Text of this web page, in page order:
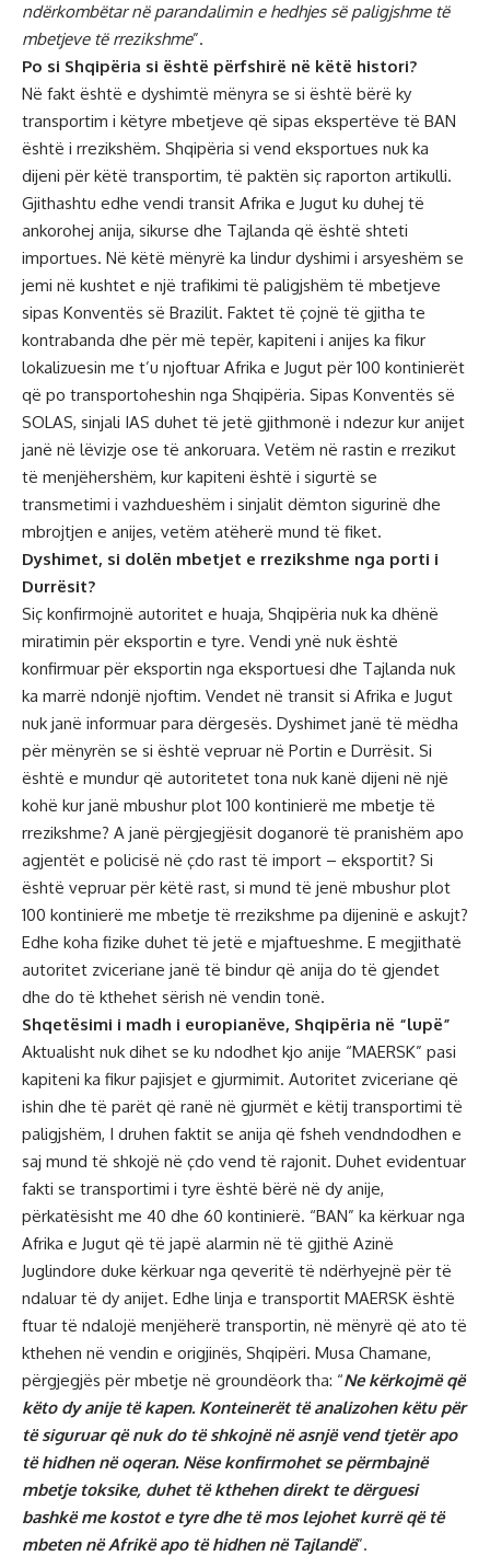
ndërkombëtar në parandalimin e hedhjes së paligjshme të
mbetjeve të rrezikshme”.
Po si Shqipëria si është përfshirë në këtë histori?
Në fakt është e dyshimtë mënyra se si është bërë ky
transportim i këtyre mbetjeve që sipas ekspertëve të BAN
është i rrezikshëm. Shqipëria si vend eksportues nuk ka
dijeni për këtë transportim, të paktën siç raporton artikulli.
Gjithashtu edhe vendi transit Afrika e Jugut ku duhej të
ankorohej anija, sikurse dhe Tajlanda që është shteti
importues. Në këtë mënyrë ka lindur dyshimi i arsyeshëm se
jemi në kushtet e një trafikimi të paligjshëm të mbetjeve
sipas Konventës së Brazilit. Faktet të çojnë të gjitha te
kontrabanda dhe për më tepër, kapiteni i anijes ka fikur
lokalizuesin me t’u njoftuar Afrika e Jugut për 100 kontinierët
që po transportoheshin nga Shqipëria. Sipas Konventës së
SOLAS, sinjali IAS duhet të jetë gjithmonë i ndezur kur anijet
janë në lëvizje ose të ankoruara. Vetëm në rastin e rrezikut
të menjëhershëm, kur kapiteni është i sigurtë se
transmetimi i vazhdueshëm i sinjalit dëmton sigurinë dhe
mbrojtjen e anijes, vetëm atëherë mund të fiket.
Dyshimet, si dolën mbetjet e rrezikshme nga porti i
Durrësit?
Siç konfirmojnë autoritet e huaja, Shqipëria nuk ka dhënë
miratimin për eksportin e tyre. Vendi ynë nuk është
konfirmuar për eksportin nga eksportuesi dhe Tajlanda nuk
ka marrë ndonjë njoftim. Vendet në transit si Afrika e Jugut
nuk janë informuar para dërgesës. Dyshimet janë të mëdha
për mënyrën se si është vepruar në Portin e Durrësit. Si
është e mundur që autoritetet tona nuk kanë dijeni në një
kohë kur janë mbushur plot 100 kontinierë me mbetje të
rrezikshme? A janë përgjegjësit doganorë të pranishëm apo
agjentët e policisë në çdo rast të import – eksportit? Si
është vepruar për këtë rast, si mund të jenë mbushur plot
100 kontinierë me mbetje të rrezikshme pa dijeninë e askujt?
Edhe koha fizike duhet të jetë e mjaftueshme. E megjithatë
autoritet zviceriane janë të bindur që anija do të gjendet
dhe do të kthehet sërish në vendin tonë.
Shqetësimi i madh i europianëve, Shqipëria në “lupë”
Aktualisht nuk dihet se ku ndodhet kjo anije “MAERSK” pasi
kapiteni ka fikur pajisjet e gjurmimit. Autoritet zviceriane që
ishin dhe të parët që ranë në gjurmët e këtij transportimi të
paligjshëm, I druhen faktit se anija që fsheh vendndodhen e
saj mund të shkojë në çdo vend të rajonit. Duhet evidentuar
fakti se transportimi i tyre është bërë në dy anije,
përkatësisht me 40 dhe 60 kontinierë. “BAN” ka kërkuar nga
Afrika e Jugut që të japë alarmin në të gjithë Azinë
Juglindore duke kërkuar nga qeveritë të ndërhyejnë për të
ndaluar të dy anijet. Edhe linja e transportit MAERSK është
ftuar të ndalojë menjëherë transportin, në mënyrë që ato të
kthehen në vendin e origjinës, Shqipëri. Musa Chamane,
përgjegjës për mbetje në groundëork tha: “Ne kërkojmë që
këto dy anije të kapen. Konteinerët të analizohen këtu për
të siguruar që nuk do të shkojnë në asnjë vend tjetër apo
të hidhen në oqeran. Nëse konfirmohet se përmbajnë
mbetje toksike, duhet të kthehen direkt te dërguesi
bashkë me kostot e tyre dhe të mos lejohet kurrë që të
mbeten në Afrikë apo të hidhen në Tajlandë”.